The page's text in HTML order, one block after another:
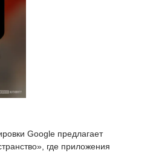
Google предлагает
где приложения